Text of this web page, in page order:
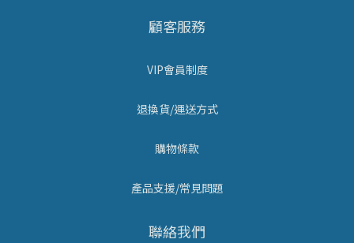
顧客服務
VIP會員制度
退換貨/運送方式
購物條款
產品支援/常見問題
聯絡我們